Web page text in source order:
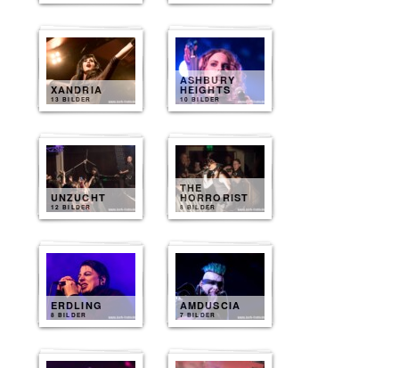
XANDRIA
13 BILDER
ASHBURY
HEIGHTS
10 BILDER
UNZUCHT
12 BILDER
THE
HORRORIST
8 BILDER
ERDLING
8 BILDER
AMDUSCIA
7 BILDER